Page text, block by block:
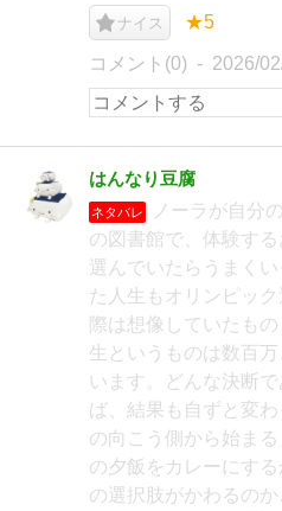
ナイス ★5
コメント(0) 2026/
はんなり豆腐
ネタバレ
ノーラが自分
の図書館で、体験す
選んでいたらうまく
た人生もオリンピッ
際は想像していたも
生というものは数百
います。どんな決断
ば、結果も自ずと変
の向こう側から始ま
の夕飯をカレーにす
の選択肢がかわるの